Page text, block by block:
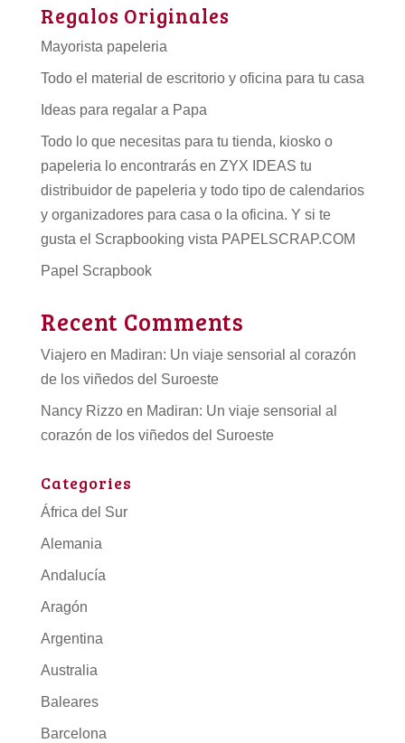
Regalos Originales
Mayorista papeleria
Todo el material de escritorio y oficina para tu casa
Ideas para regalar a Papa
Todo lo que necesitas para tu tienda, kiosko o
papeleria lo encontrarás en ZYX IDEAS tu
distribuidor de papeleria y todo tipo de calendarios
y organizadores para casa o la oficina. Y si te
gusta el Scrapbooking vista PAPELSCRAP.COM
Papel Scrapbook
Recent Comments
Viajeroen Madiran: Un viaje sensorial al corazón
de los viñedos del Suroeste
Nancy Rizzoen Madiran: Un viaje sensorial al
corazón de los viñedos del Suroeste
Categories
África del Sur
Alemania
Andalucía
Aragón
Argentina
Australia
Baleares
Barcelona